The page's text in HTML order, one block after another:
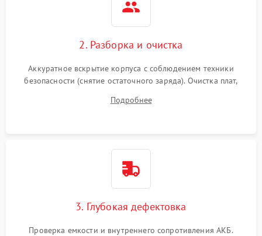
2. Разборка и очистка
Аккуратное вскрытие корпуса с соблюдением техники
безопасности (снятие остаточного заряда). Очистка плат,
и кистей для предотвращения перегрева и замыканий.
Подробнее
3. Глубокая дефектовка
Проверка емкости и внутреннего сопротивления АКБ.